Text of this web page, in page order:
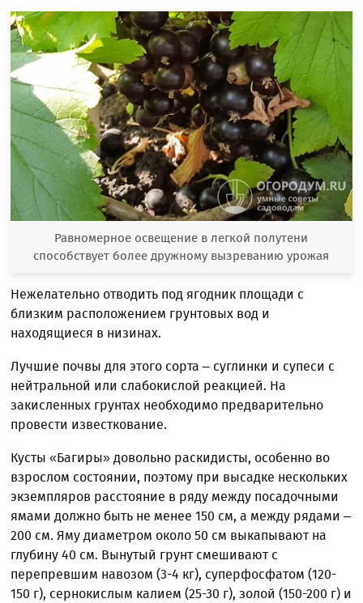
Равномерное освещение в легкой полутени
способствует более дружному вызреванию урожая
Нежелательно отводить под ягодник площади с
близким расположением грунтовых вод и
находящиеся в низинах.
Лучшие почвы для этого сорта – суглинки и супеси с
нейтральной или слабокислой реакцией. На
закисленных грунтах необходимо предварительно
провести известкование.
Кусты «Багиры» довольно раскидисты, особенно во
взрослом состоянии, поэтому при высадке нескольких
экземпляров расстояние в ряду между посадочными
ямами должно быть не менее 150 см, а между рядами –
200 см. Яму диаметром около 50 см выкапывают на
глубину 40 см. Вынутый грунт смешивают с
перепревшим навозом (3-4 кг), суперфосфатом (120-
150 г), сернокислым калием (25-30 г), золой (150-200 г) и